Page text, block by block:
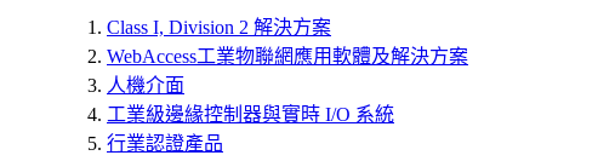
Class I, Division 2 解決方案
WebAccess工業物聯網應用軟體及解決方案
人機介面
工業級邊緣控制器與實時 I/O 系統
行業認證產品